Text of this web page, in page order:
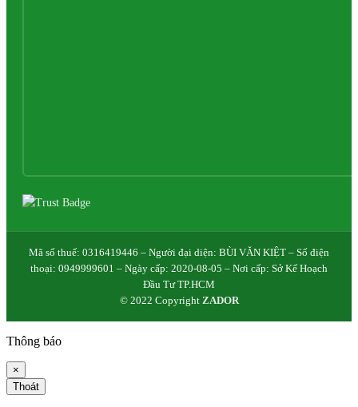
Mã số thuế: 0316419446 – Người đại diện: BÙI VĂN KIỆT – Số điện
thoại: 0949999601 – Ngày cấp: 2020-08-05 – Nơi cấp: Sở Kế Hoạch
Đầu Tư TP.HCM
© 2022 Copyright ZADOR
Thông báo
×
Thoát